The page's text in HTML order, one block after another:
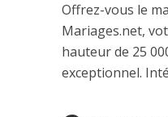
Offrez-vous le
Mariages.net,
hauteur de 25
exceptionnel.